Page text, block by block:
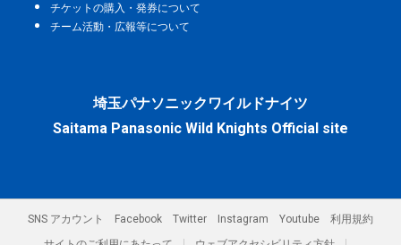
チケットの購入・発券について
チーム活動・広報等について
埼玉パナソニックワイルドナイツ
Saitama Panasonic Wild Knights Official site
SNS アカウント Facebook Twitter Instagram Youtube
利用規約